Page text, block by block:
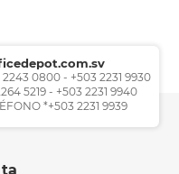
0800 - +503 2231 9930
5219 - +503 2231 9940
*+503 2231 9939